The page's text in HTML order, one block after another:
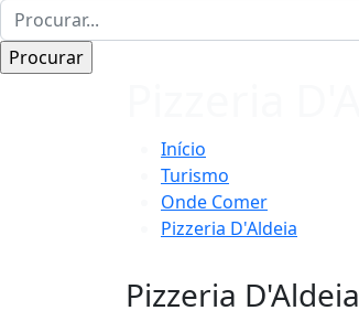
Início
Turismo
Onde Comer
Pizzeria D'Aldeia
Pizzeria D'Aldeia